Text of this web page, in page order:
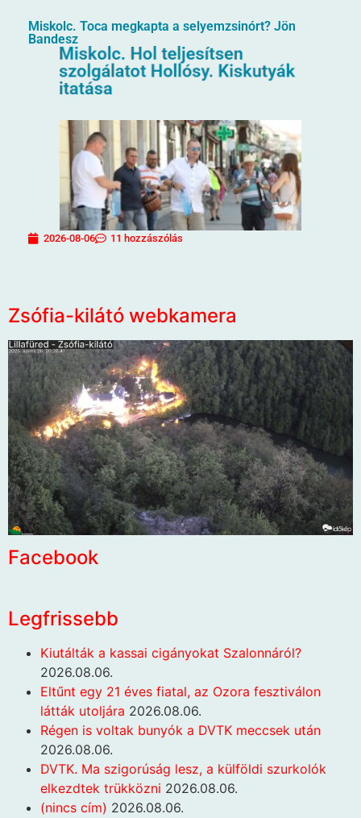
Miskolc. Toca megkapta a selyemzsinórt? Jön
Bandesz
2026-08-06 11 hozzászólás
Zsófia-kilátó webkamera
Facebook
Legfrissebb
Kiutálták a kassai cigányokat Szalonnáról?
2026.08.06.
Eltűnt egy 21 éves fiatal, az Ozora fesztiválon
látták utoljára 2026.08.06.
Régen is voltak bunyók a DVTK meccsek után
2026.08.06.
DVTK. Ma szigorúság lesz, a külföldi szurkolók
elkezdtek trükközni 2026.08.06.
(nincs cím) 2026.08.06.